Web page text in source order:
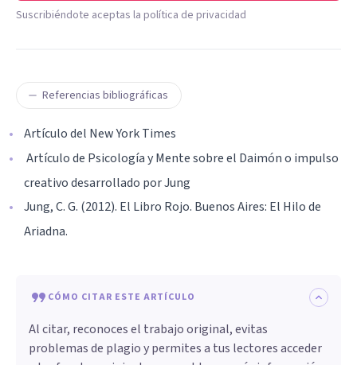
Suscribiéndote aceptas la política de privacidad
Referencias bibliográficas
Artículo del New York Times
Artículo de Psicología y Mentesobre el Daimón o impulso
creativo desarrollado por Jung
Jung, C. G. (2012). El Libro Rojo. Buenos Aires: El Hilo de
Ariadna.
CÓMO CITAR ESTE ARTÍCULO
Al citar, reconoces el trabajo original, evitas
problemas de plagio y permites a tus lectores acceder